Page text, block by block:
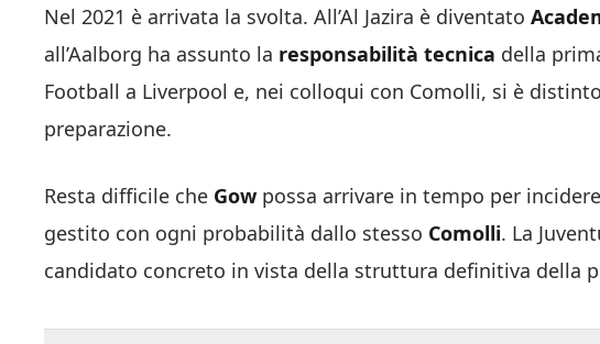
Nel 2021 è arrivata la svolta. All’Al Jazira è diventato
all’Aalborg ha assunto la responsabilità tecnica della
Football a Liverpool e, nei colloqui con Comolli, si è
preparazione.
Resta difficile che Gow possa arrivare in tempo per
gestito con ogni probabilità dallo stesso Comolli. La
candidato concreto in vista della struttura definitiva della